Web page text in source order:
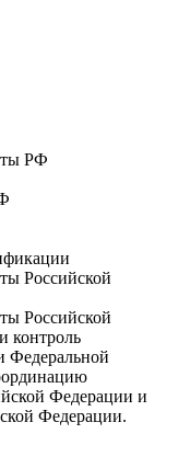
РФ
Российской
Российской
контроль
Федеральной
Федерации и
Федерации.